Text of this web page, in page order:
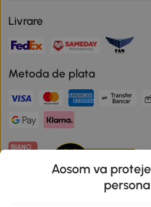
Livrare
Metoda de plata
Aosom va